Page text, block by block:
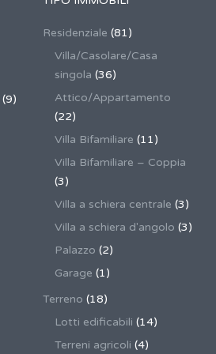
(9)
Residenziale (81)
Villa/Casolare/Casa
singola (36)
Attico/Appartamento
(22)
Villa Bifamiliare (11)
Villa Bifamiliare – Coppia
(3)
Villa a schiera centrale (3)
Villa a schiera d'angolo (3)
Palazzo (2)
Garage (1)
Terreno (18)
Lotti edificabili (14)
Terreni agricoli (4)